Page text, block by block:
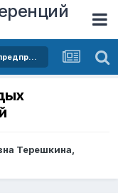
Пути устойчивого развития молодежного предпринимательства в России
Терешкина,